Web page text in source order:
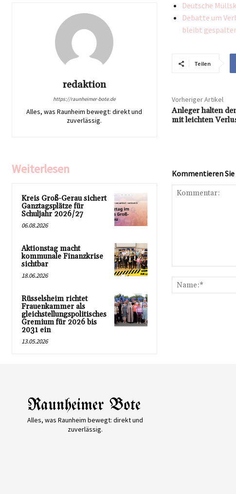
redaktion
https://raunheimer-bote.de
Alles, was Raunheim bewegt: direkt und
zuverlässig.
Deutsche
Debatte um
bleibt
Teilen
Vorheriger Artikel
Anleger halten
mit leichten
Weiterlesen
Kreis Groß-Gerau sichert
Ganztagsplätze für
Schuljahr 2026/27
06.08.2026
Aktionstag macht
kommunale Finanzkrise
sichtbar
18.06.2026
Rüsselsheim richtet
Frauenkammer als
gleichstellungspolitisches
Gremium für 2026 bis
2031 ein
13.05.2026
Kommentieren
Alles, was Raunheim bewegt: direkt und
zuverlässig.